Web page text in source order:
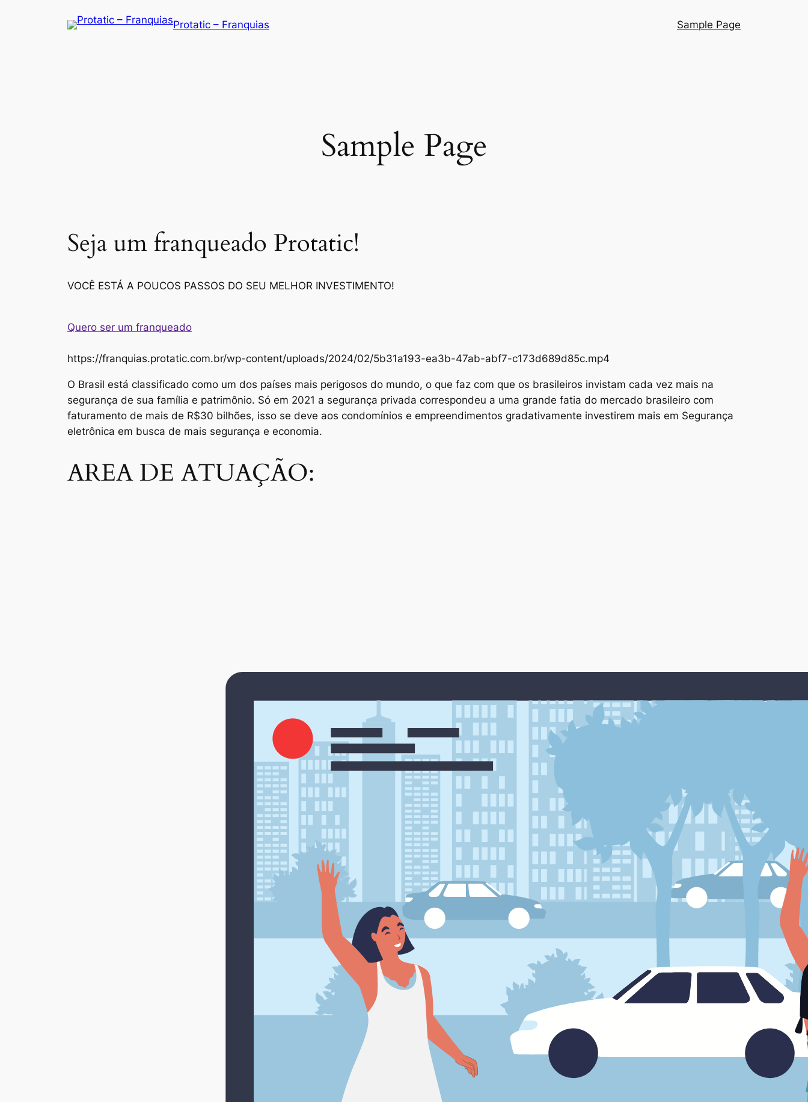
Protatic – Franquias Sample Page
Sample Page
Seja um franqueado Protatic!
VOCÊ ESTÁ A POUCOS PASSOS DO SEU MELHOR INVESTIMENTO!
Quero ser um franqueado
https://franquias.protatic.com.br/wp-content/uploads/2024/02/5b31a193-ea3b-47ab-abf7-c173d689d85c.mp4
O Brasil está classificado como um dos países mais perigosos do mundo, o que faz com que os brasileiros invistam cada vez mais na
segurança de sua família e patrimônio. Só em 2021 a segurança privada correspondeu a uma grande fatia do mercado brasileiro com
faturamento de mais de R$30 bilhões, isso se deve aos condomínios e empreendimentos gradativamente investirem mais em Segurança
eletrônica em busca de mais segurança e economia.
AREA DE ATUAÇÃO: